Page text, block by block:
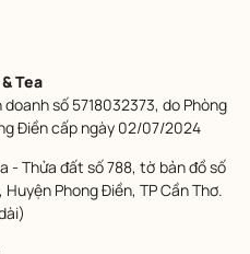
Tea
số 5718032373, do Phòng
Điền cấp ngày 02/07/2024
- Thửa đất số 788, tờ bản đồ số
Huyện Phong Điền, TP Cần Thơ.